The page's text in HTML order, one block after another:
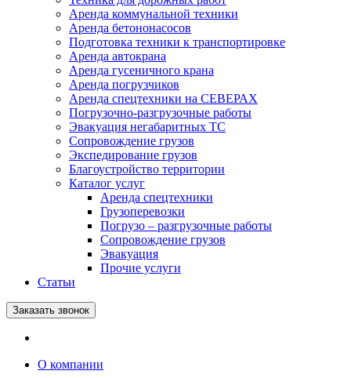
Аренда коммунальной техники
Аренда бетононасосов
Подготовка техники к транспортировке
Аренда автокрана
Аренда гусеничного крана
Аренда погрузчиков
Аренда спецтехники на СЕВЕРАХ
Погрузочно-разгрузочные работы
Эвакуация негабаритных ТС
Сопровождение грузов
Экспедирование грузов
Благоустройство территории
Каталог услуг
Аренда спецтехники
Грузоперевозки
Погрузо – разгрузочные работы
Сопровождение грузов
Эвакуация
Прочие услуги
Статьи
Заказать звонок
О компании